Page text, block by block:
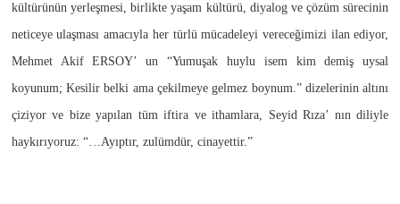
kültürünün yerleşmesi, birlikte yaşam kültürü, diyalog ve çözüm sürecinin
neticeye ulaşması amacıyla her türlü mücadeleyi vereceğimizi ilan ediyor,
Mehmet Akif ERSOY’ un “Yumuşak huylu isem kim demiş uysal
koyunum; Kesilir belki ama çekilmeye gelmez boynum.” dizelerinin altını
çiziyor ve bize yapılan tüm iftira ve ithamlara, Seyid Rıza’ nın diliyle
haykırıyoruz: “…Ayıptır, zulümdür, cinayettir.”